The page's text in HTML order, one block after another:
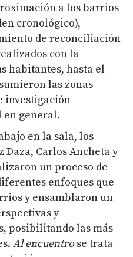
a los barrios
cronológico),
de reconciliación
con la
habitantes, hasta el
las zonas
investigación
en general.
en la sala, los
Daza, Carlos Ancheta y
un proceso de
enfoques que
y ensamblaron un
y
posibilitando las más
Al encuentrose trata